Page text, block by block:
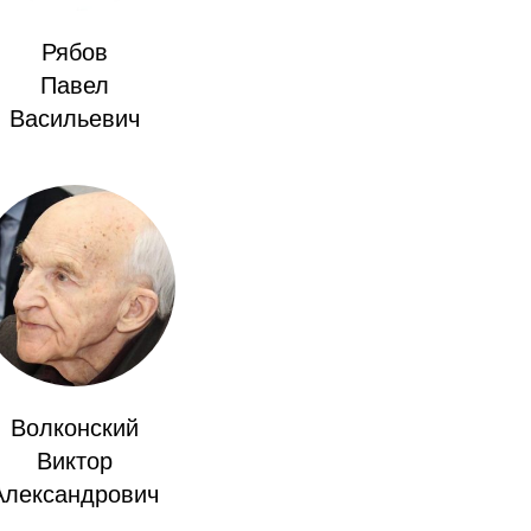
Рябов
Павел
Васильевич
Волконский
Виктор